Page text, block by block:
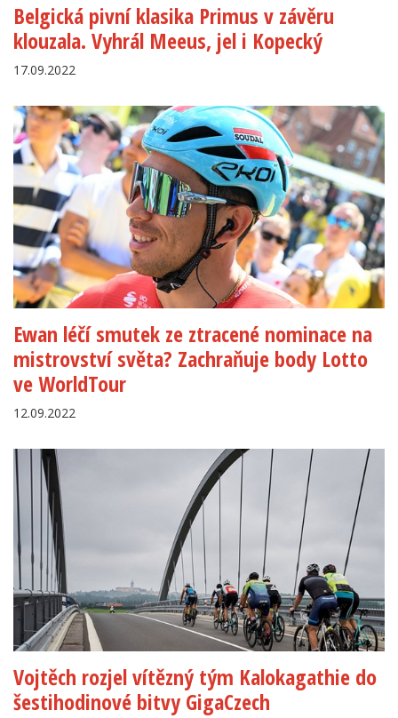
Belgická pivní klasika Primus v závěru
klouzala. Vyhrál Meeus, jel i Kopecký
17.09.2022
Ewan léčí smutek ze ztracené nominace na
mistrovství světa? Zachraňuje body Lotto
ve WorldTour
12.09.2022
Vojtěch rozjel vítězný tým Kalokagathie do
šestihodinové bitvy GigaCzech